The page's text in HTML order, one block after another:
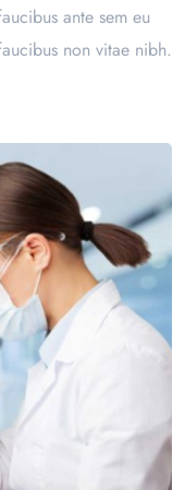
ante sem eu
non vitae nibh.